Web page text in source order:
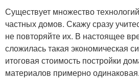
Существует множество
частных домов. Скажу сразу
не повторяйте их. В настоящее
сложилась такая экономическая
итоговая стоимость постройки
материалов примерно одинаковая.